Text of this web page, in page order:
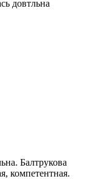
довтльна
Балтрукова
компетентная.